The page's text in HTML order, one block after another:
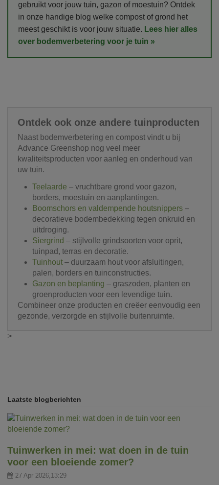
gebruikt voor jouw tuin, gazon of moestuin? Ontdek
in onze handige blog welke compost of grond het
meest geschikt is voor jouw situatie. Lees hier alles
over bodemverbetering voor je tuin »
Ontdek ook onze andere tuinproducten
Naast bodemverbetering en compost vindt u bij
Advance Greenshop nog veel meer
kwaliteitsproducten voor aanleg en onderhoud van
uw tuin.
Teelaarde – vruchtbare grond voor gazon,
borders, moestuin en aanplantingen.
Boomschors en valdempende houtsnippers –
decoratieve bodembedekking tegen onkruid en
uitdroging.
Siergrind – stijlvolle grindsoorten voor oprit,
tuinpad, terras en decoratie.
Tuinhout – duurzaam hout voor afsluitingen,
palen, borders en tuinconstructies.
Gazon en beplanting – graszoden, planten en
groenproducten voor een levendige tuin.
Combineer onze producten en creëer eenvoudig een
gezonde, verzorgde en stijlvolle buitenruimte.
>
Laatste blogberichten
Tuinwerken in mei: wat doen in de tuin
voor een bloeiende zomer?
27 Apr 2026,13:29